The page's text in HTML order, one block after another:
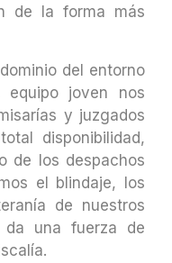
de la forma más
del entorno
joven nos
y juzgados
disponibilidad,
de los despachos
el blindaje, los
de nuestros
una fuerza de